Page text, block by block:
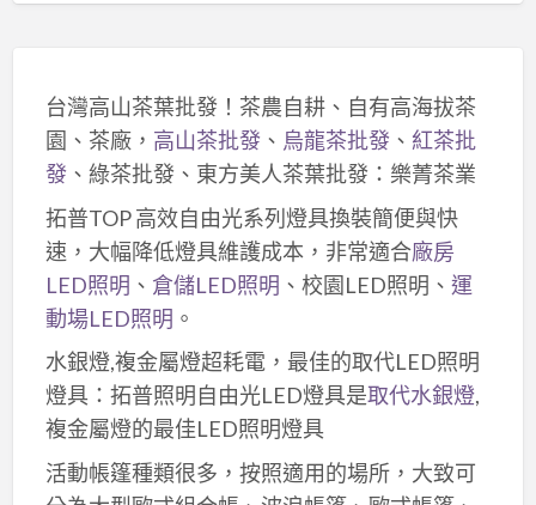
台灣高山茶葉批發！茶農自耕、自有高海拔茶
園、茶廠， 高山茶批發、 烏龍茶批發、 紅茶批
發、綠茶批發、東方美人茶葉批發：樂菁茶業
拓普TOP 高效自由光系列燈具換裝簡便與快
速，大幅降低燈具維護成本，非常適合廠房
LED照明 、 倉儲LED照明 、校園LED照明、 運
動場LED照明 。
水銀燈,複金屬燈超耗電，最佳的取代LED照明
燈具：拓普照明自由光LED燈具是取代水銀燈,
複金屬燈的最佳LED照明燈具
活動帳篷種類很多，按照適用的場所，大致可